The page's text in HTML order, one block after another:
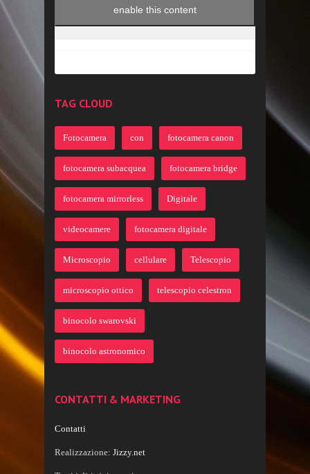
enable this content
TAG CLOUD
Fotocamera con fotocamera canon
fotocamera subacquea fotocamera bridge
fotocamera mirrorless Digitale
videocamere fotocamera digitale
Microscopio cellulare Telescopio
microscopio ottico telescopio celestron
binocolo swarovski
binocolo astronomico
CONTATTI & MARKETING
Contatti
Realizzazione: Jizzy.net